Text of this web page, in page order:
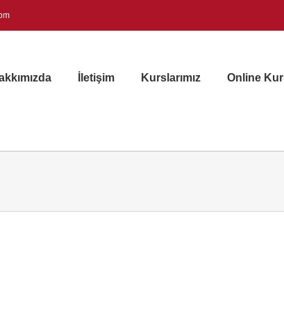
İletişim Kurslarımız Online